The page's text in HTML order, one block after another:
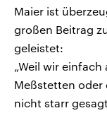
Maier ist
großen Beitrag
geleistet:
„Weil wir
Meßstetten oder
nicht starr